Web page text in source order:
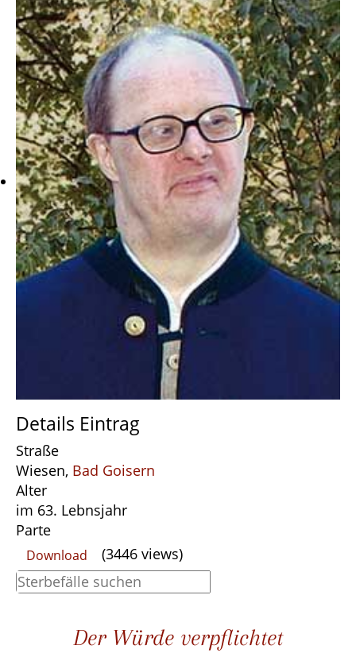
Details Eintrag
Straße
Wiesen, Bad Goisern
Alter
im 63. Lebnsjahr
Parte
Download (3446 views)
Der Würde verpflichtet